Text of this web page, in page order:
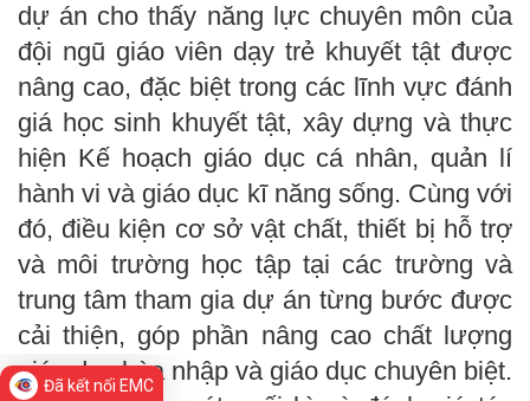
dự án cho thấy năng lực chuyên môn của
đội ngũ giáo viên dạy trẻ khuyết tật được
nâng cao, đặc biệt trong các lĩnh vực đánh
giá học sinh khuyết tật, xây dựng và thực
hiện Kế hoạch giáo dục cá nhân, quản lí
hành vi và giáo dục kĩ năng sống. Cùng với
đó, điều kiện cơ sở vật chất, thiết bị hỗ trợ
và môi trường học tập tại các trường và
trung tâm tham gia dự án từng bước được
cải thiện, góp phần nâng cao chất lượng
giáo dục hòa nhập và giáo dục chuyên biệt.
Đã kết nối EMC